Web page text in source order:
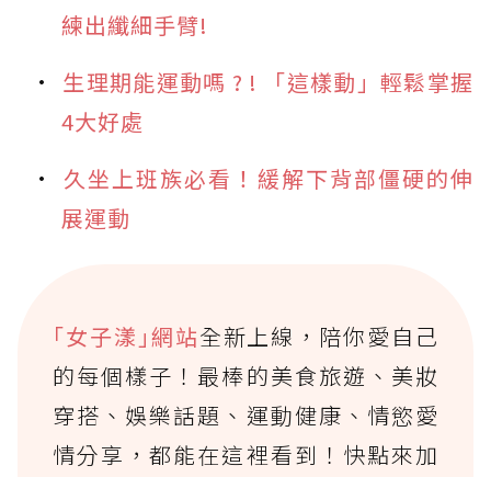
練出纖細手臂!
生理期能運動嗎 ? ! 「這樣動」輕鬆掌握
4大好處
久坐上班族必看！緩解下背部僵硬的伸
展運動
｢女子漾｣網站全新上線，陪你愛自己
的每個樣子！最棒的美食旅遊、美妝
穿搭、娛樂話題、運動健康、情慾愛
情分享，都能在這裡看到！快點來加